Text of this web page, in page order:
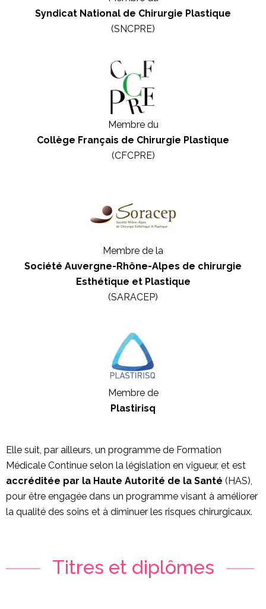
Syndicat National de Chirurgie Plastique
(SNCPRE)
Membre du
Collège Français de Chirurgie Plastique
(CFCPRE)
Membre de la
Société Auvergne-Rhône-Alpes de chirurgie
Esthétique et Plastique
(SARACEP)
Membre de
Plastirisq
Elle suit, par ailleurs, un programme de Formation
Médicale Continue selon la législation en vigueur, et est
accréditée par la Haute Autorité de la Santé (HAS),
pour être engagée dans un programme visant à améliorer
la qualité des soins et à diminuer les risques chirurgicaux.
Titres et diplômes